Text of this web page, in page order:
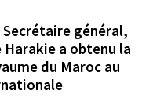
général,
Harakie a obtenu la
du Maroc au